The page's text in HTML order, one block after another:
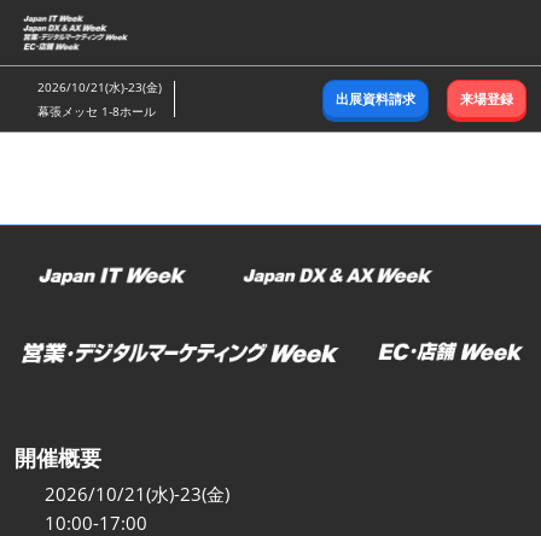
ス
キ
ッ
し
む
2026/10/21(水)-23(金)
幕張メッセ 1-8ホール
出展資料請求 来場登録
開催概要
2026/10/21(水)-23(金)
10:00-17:00